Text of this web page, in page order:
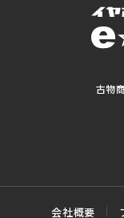
古物
会社概要